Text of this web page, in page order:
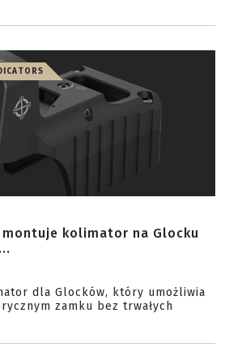
kolimator na Glocku
dla Glocków, który umożliwia
zamku bez trwałych